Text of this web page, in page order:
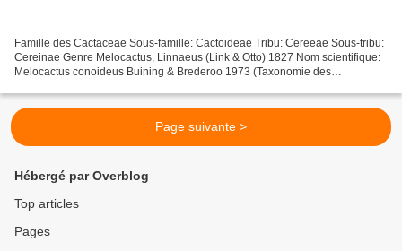
Famille des Cactaceae Sous-famille: Cactoideae Tribu: Cereeae Sous-tribu:
Cereinae Genre Melocactus, Linnaeus (Link & Otto) 1827 Nom scientifique:
Melocactus conoideus Buining & Brederoo 1973 (Taxonomie des
Page suivante >
Hébergé par Overblog
Top articles
Pages